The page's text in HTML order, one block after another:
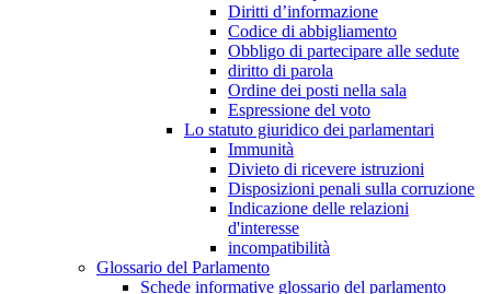
Diritti d’informazione
Codice di abbigliamento
Obbligo di partecipare alle sedute
diritto di parola
Ordine dei posti nella sala
Espressione del voto
Lo statuto giuridico dei parlamentari
Immunità
Divieto di ricevere istruzioni
Disposizioni penali sulla corruzione
Indicazione delle relazioni
d'interesse
incompatibilità
Glossario del Parlamento
Schede informative glossario del parlamento